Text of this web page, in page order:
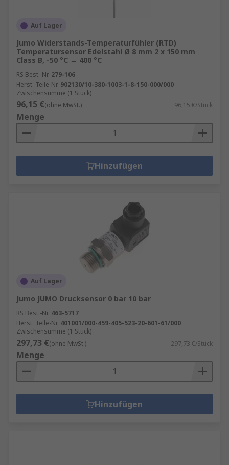
Auf Lager
Jumo Widerstands-Temperaturfühler (RTD)
Temperatursensor Edelstahl Ø 8 mm 2 x 150 mm
Class B, -50 °C → 400 °C
RS Best.-Nr. 279-106
Herst. Teile-Nr. 902130/10-380-1003-1-8-150-000/000
Zwischensumme (1 Stück)
96,15 €(ohne MwSt.) 96,15 €/Stück
Menge
Hinzufügen
Auf Lager
Jumo JUMO Drucksensor 0 bar 10 bar
RS Best.-Nr. 463-5717
Herst. Teile-Nr. 401001/000-459-405-523-20-601-61/000
Zwischensumme (1 Stück)
297,73 €(ohne MwSt.) 297,73 €/Stück
Menge
Hinzufügen